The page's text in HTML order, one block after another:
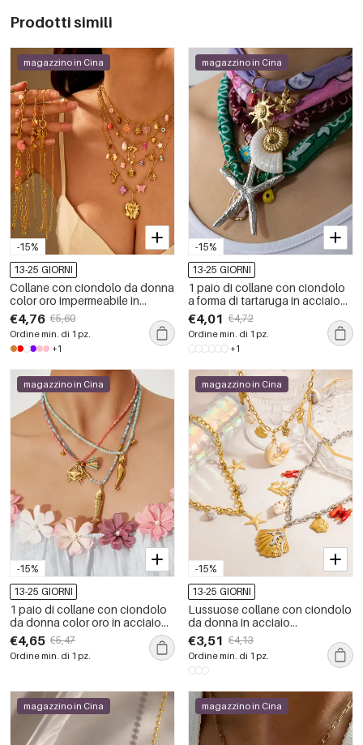
Prodotti simili
-15%
magazzino in Cina
13-25 GIORNI
Collane con ciondolo da donna
color oro impermeabile in
acciaio inossidabile a forma di
tartaruga per le vacanze
€4,76 €5,60
Ordine min. di 1 pz.
+1
-15%
magazzino in Cina
13-25 GIORNI
1 paio di collane con ciondolo
a forma di tartaruga in acciaio
inossidabile color oro, serie
romantica, da donna
€4,01 €4,72
Ordine min. di 1 pz.
+1
-15%
magazzino in Cina
13-25 GIORNI
1 paio di collane con ciondolo
da donna color oro in acciaio
inossidabile impermeabile a
forma di tartaruga, serie
semplice
€4,65 €5,47
Ordine min. di 1 pz.
-15%
magazzino in Cina
13-25 GIORNI
Lussuose collane con ciondolo
da donna in acciaio
inossidabile e tartaruga
naturale, impermeabili, color oro
€3,51 €4,13
Ordine min. di 1 pz.
magazzino in Cina magazzino in Cina